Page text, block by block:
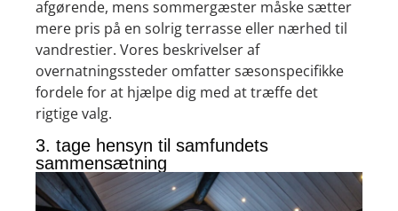
afgørende, mens sommergæster måske sætter
mere pris på en solrig terrasse eller nærhed til
vandrestier. Vores beskrivelser af
overnatningssteder omfatter sæsonspecifikke
fordele for at hjælpe dig med at træffe det
rigtige valg.
3. tage hensyn til samfundets
sammensætning